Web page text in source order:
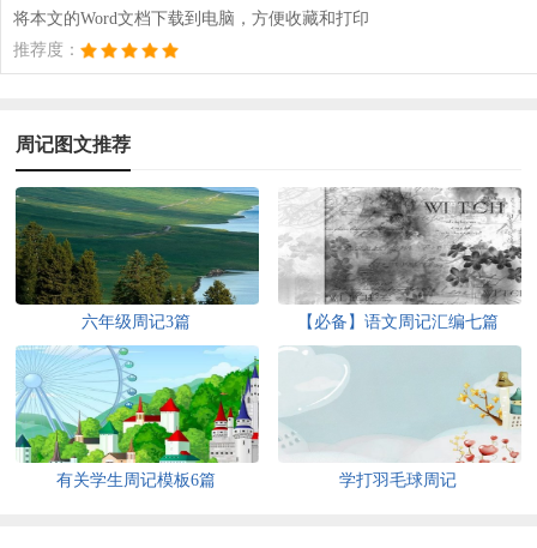
将本文的Word文档下载到电脑，方便收藏和打印
推荐度：
周记图文推荐
六年级周记3篇 【必备】语文周记汇编七篇
有关学生周记模板6篇 学打羽毛球周记